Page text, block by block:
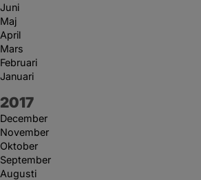
Juni
Maj
April
Mars
Februari
Januari
År:
2017
December
November
Oktober
September
Augusti